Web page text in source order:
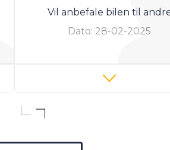
Vil anbefale bilen til
Dato: 28-02-2025